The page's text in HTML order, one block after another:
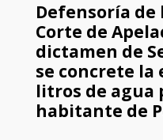
Defensoría de
Corte de
dictamen de
se concrete la
litros de agua
habitante de